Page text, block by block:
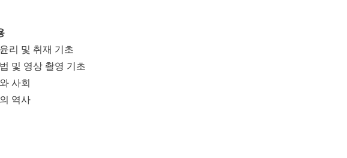
리 및 취재 기초
및 영상 촬영 기초
사회
역사